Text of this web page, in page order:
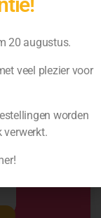
20 augustus.
veel plezier voor
worden
verwerkt.